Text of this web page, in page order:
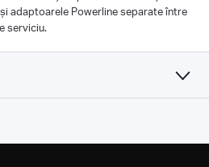
adaptoarele Powerline separate între
serviciu.